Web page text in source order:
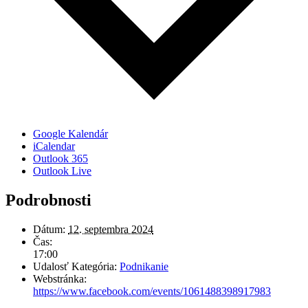
Google Kalendár
iCalendar
Outlook 365
Outlook Live
Podrobnosti
Dátum: 12. septembra 2024
Čas:
17:00
Udalosť Kategória: Podnikanie
Webstránka:
https://www.facebook.com/events/1061488398917983